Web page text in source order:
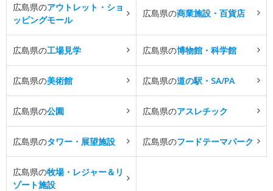
広島県のアウトレット・ショ
ッピングモール
広島県の商業施設・百貨店
広島県の工場見学 広島県の博物館・科学館
広島県の美術館 広島県の道の駅・SA/PA
広島県の公園 広島県のアスレチック
広島県のタワー・展望施設 広島県のフードテーマパーク
広島県の牧場・レジャー＆リ
ゾート施設